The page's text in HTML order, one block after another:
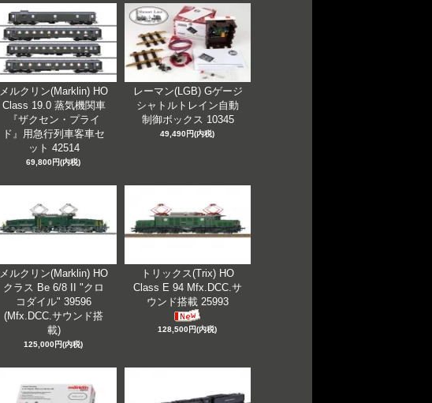
メルクリン(Marklin) HO
Class 19.0 蒸気機関車
『ザクセン・プライ
ド』用急行列車客車セ
ット 42514
69,800円(内税)
レーマン(LGB) Gゲージ
シャトルトレイン自動
制御ボックス 10345
49,490円(内税)
メルクリン(Marklin) HO
クラス Be 6/8 II "クロ
コダイル" 39596
(Mfx.DCC.サウンド搭
載)
125,000円(内税)
トリックス(Trix) HO
Class E 94 Mfx.DCC.サ
ウンド搭載 25993
128,500円(内税)